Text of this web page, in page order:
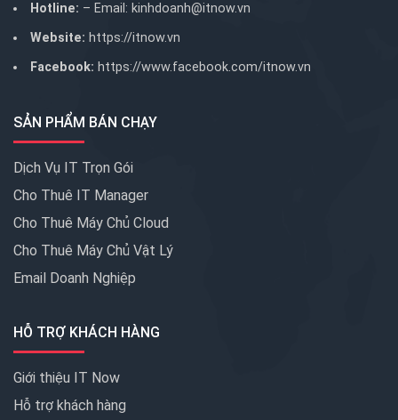
Hotline: – Email: kinhdoanh@itnow.vn
Website: https://itnow.vn
Facebook: https://www.facebook.com/itnow.vn
SẢN PHẨM BÁN CHẠY
Dịch Vụ IT Trọn Gói
Cho Thuê IT Manager
Cho Thuê Máy Chủ Cloud
Cho Thuê Máy Chủ Vật Lý
Email Doanh Nghiệp
HỖ TRỢ KHÁCH HÀNG
Giới thiệu IT Now
Hỗ trợ khách hàng